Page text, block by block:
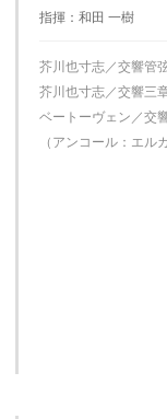
指揮：和田 一樹
芥川也寸志／交響管
芥川也寸志／交響三
ベートーヴェン／交
（アンコール：エル